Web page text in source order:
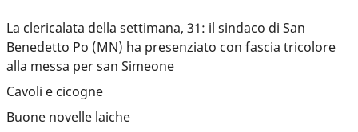
La clericalata della settimana, 31: il sindaco di San
Benedetto Po (MN) ha presenziato con fascia tricolore
alla messa per san Simeone
Cavoli e cicogne
Buone novelle laiche